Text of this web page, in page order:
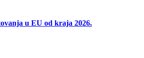
u EU od kraja 2026.